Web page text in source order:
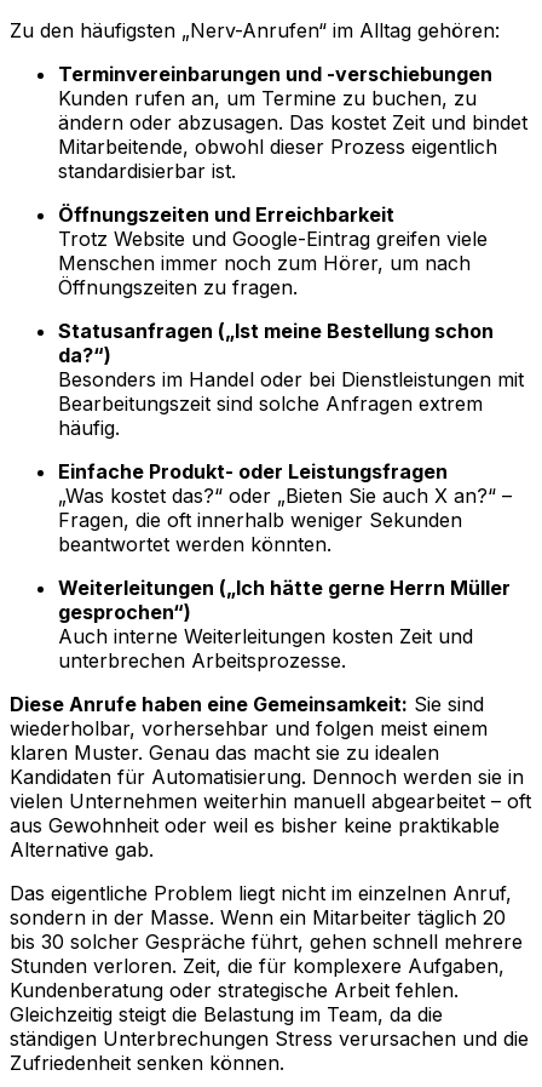
Zu den häufigsten „Nerv-Anrufen“ im Alltag gehören:
Terminvereinbarungen und -verschiebungen
Kunden rufen an, um Termine zu buchen, zu
ändern oder abzusagen. Das kostet Zeit und bindet
Mitarbeitende, obwohl dieser Prozess eigentlich
standardisierbar ist.
Öffnungszeiten und Erreichbarkeit
Trotz Website und Google-Eintrag greifen viele
Menschen immer noch zum Hörer, um nach
Öffnungszeiten zu fragen.
Statusanfragen („Ist meine Bestellung schon
da?“)
Besonders im Handel oder bei Dienstleistungen mit
Bearbeitungszeit sind solche Anfragen extrem
häufig.
Einfache Produkt- oder Leistungsfragen
„Was kostet das?“ oder „Bieten Sie auch X an?“ –
Fragen, die oft innerhalb weniger Sekunden
beantwortet werden könnten.
Weiterleitungen („Ich hätte gerne Herrn Müller
gesprochen“)
Auch interne Weiterleitungen kosten Zeit und
unterbrechen Arbeitsprozesse.
Diese Anrufe haben eine Gemeinsamkeit: Sie sind
wiederholbar, vorhersehbar und folgen meist einem
klaren Muster. Genau das macht sie zu idealen
Kandidaten für Automatisierung. Dennoch werden sie in
vielen Unternehmen weiterhin manuell abgearbeitet – oft
aus Gewohnheit oder weil es bisher keine praktikable
Alternative gab.
Das eigentliche Problem liegt nicht im einzelnen Anruf,
sondern in der Masse. Wenn ein Mitarbeiter täglich 20
bis 30 solcher Gespräche führt, gehen schnell mehrere
Stunden verloren. Zeit, die für komplexere Aufgaben,
Kundenberatung oder strategische Arbeit fehlen.
Gleichzeitig steigt die Belastung im Team, da die
ständigen Unterbrechungen Stress verursachen und die
Zufriedenheit senken können.